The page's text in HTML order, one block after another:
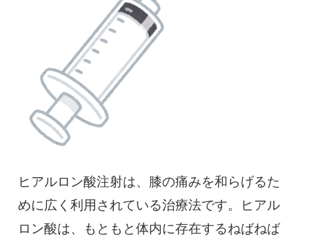
よくある質問
クリニック紹介
お知らせ 採用情報 コラム
予約フォーム
ヒアルロン酸注射は、膝の痛みを和らげるた
めに広く利用されている治療法です。ヒアル
ロン酸は、もともと体内に存在するねばねば